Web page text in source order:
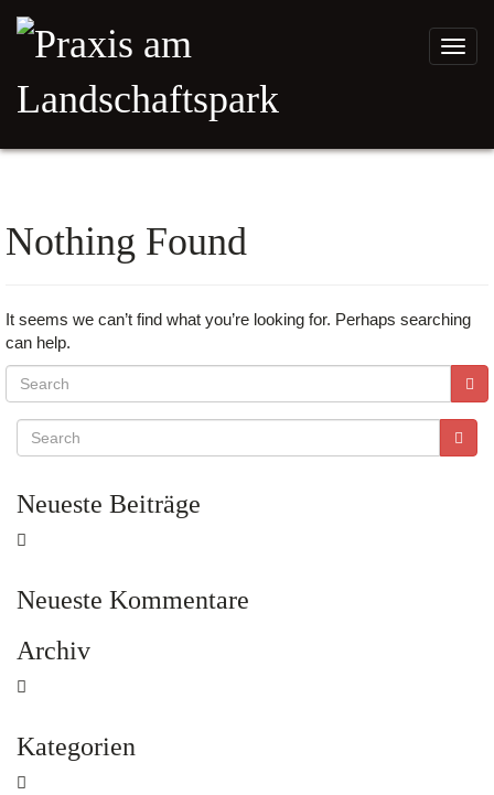
Nothing Found
It seems we can’t find what you’re looking for. Perhaps searching
can help.
Neueste Beiträge
Neueste Kommentare
Archiv
Kategorien